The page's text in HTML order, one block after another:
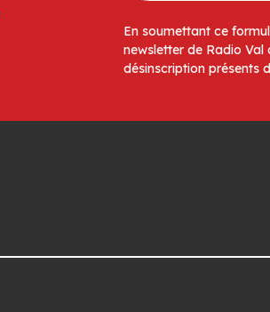
En soumettant ce
newsletter de Radio
désinscription présents